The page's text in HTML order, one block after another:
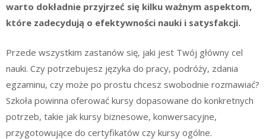
warto dokładnie przyjrzeć się kilku ważnym aspektom,
które zadecydują o efektywności nauki i satysfakcji.
Przede wszystkim zastanów się, jaki jest Twój główny cel
nauki. Czy potrzebujesz języka do pracy, podróży, zdania
egzaminu, czy może po prostu chcesz swobodnie rozmawiać?
Szkoła powinna oferować kursy dopasowane do konkretnych
potrzeb, takie jak kursy biznesowe, konwersacyjne,
przygotowujące do certyfikatów czy kursy ogólne.